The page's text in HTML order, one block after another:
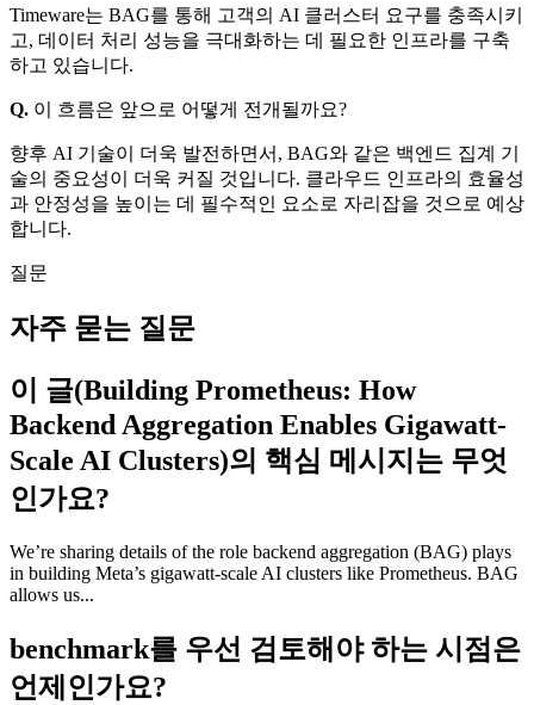
Timeware는 BAG를 통해 고객의 AI 클러스터 요구를 충족시키
고, 데이터 처리 성능을 극대화하는 데 필요한 인프라를 구축
하고 있습니다.
Q. 이 흐름은 앞으로 어떻게 전개될까요?
향후 AI 기술이 더욱 발전하면서, BAG와 같은 백엔드 집계 기
술의 중요성이 더욱 커질 것입니다. 클라우드 인프라의 효율성
과 안정성을 높이는 데 필수적인 요소로 자리잡을 것으로 예상
합니다.
질문
자주 묻는 질문
이 글(Building Prometheus: How
Backend Aggregation Enables Gigawatt-
Scale AI Clusters)의 핵심 메시지는 무엇
인가요?
We’re sharing details of the role backend aggregation (BAG) plays
in building Meta’s gigawatt-scale AI clusters like Prometheus. BAG
allows us...
benchmark를 우선 검토해야 하는 시점은
언제인가요?